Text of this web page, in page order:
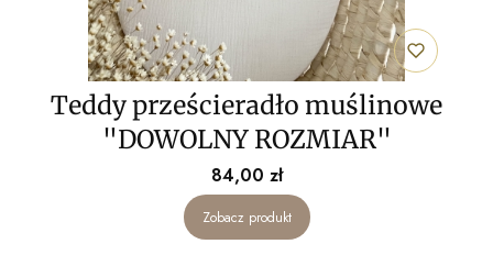
Teddy prześcieradło muślinowe
"DOWOLNY ROZMIAR"
Cena
84,00 zł
Zobacz produkt